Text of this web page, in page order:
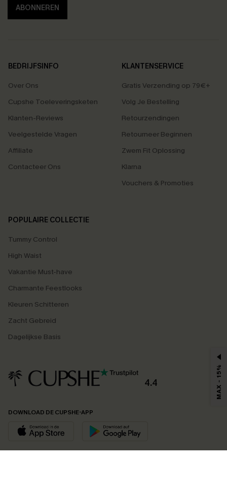
ABONNEREN
BEDRIJFSINFO
Over Ons
Cupshe Toeleveringsketen
Klanten-Reviews
Veelgestelde Vragen
Affiliate
Contacteer Ons
KLANTENSERVICE
Gratis Verzending op 79€+
Volg Je Bestelling
Retourzendingen
Retourneer Beginnen
Zwem Fit Oplossing
Klarna
Vouchers & Promoties
POPULAIRE COLLECTIE
Tummy Control
High Waist
Vakantie Must-have
Charmante Feestlooks
Kleuren Schitteren
Zacht Gebreid
Dagelijkse Basis
4.4
DOWNLOAD DE CUPSHE-APP
MAX - 15%